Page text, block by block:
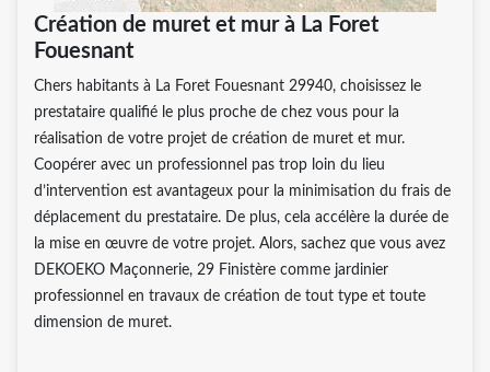
Création de muret et mur à La Foret
Fouesnant
Chers habitants à La Foret Fouesnant 29940, choisissez le
prestataire qualifié le plus proche de chez vous pour la
réalisation de votre projet de création de muret et mur.
Coopérer avec un professionnel pas trop loin du lieu
d’intervention est avantageux pour la minimisation du frais de
déplacement du prestataire. De plus, cela accélère la durée de
la mise en œuvre de votre projet. Alors, sachez que vous avez
DEKOEKO Maçonnerie, 29 Finistère comme jardinier
professionnel en travaux de création de tout type et toute
dimension de muret.